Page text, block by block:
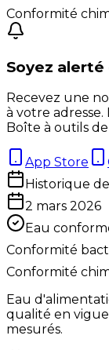
Conformité
Soyez alerté
Recevez une
à votre
Boîte à outils
App Store
Historique
2 mars 2026
Eau
Conformité
Conformité
Eau
qualité en
mesurés.